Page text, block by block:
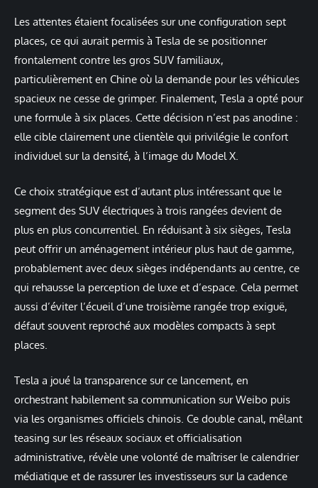
Les attentes étaient focalisées sur une configuration sept
places, ce qui aurait permis à Tesla de se positionner
frontalement contre les gros SUV familiaux,
particulièrement en Chine où la demande pour les véhicules
spacieux ne cesse de grimper. Finalement, Tesla a opté pour
une formule à six places. Cette décision n’est pas anodine :
elle cible clairement une clientèle qui privilégie le confort
individuel sur la densité, à l’image du Model X.
Ce choix stratégique est d’autant plus intéressant que le
segment des SUV électriques à trois rangées devient de
plus en plus concurrentiel. En réduisant à six sièges, Tesla
peut offrir un aménagement intérieur plus haut de gamme,
probablement avec deux sièges indépendants au centre, ce
qui rehausse la perception de luxe et d’espace. Cela permet
aussi d’éviter l’écueil d’une troisième rangée trop exiguë,
défaut souvent reproché aux modèles compacts à sept
places.
Tesla a joué la transparence sur ce lancement, en
orchestrant habilement sa communication sur Weibo puis
via les organismes officiels chinois. Ce double canal, mêlant
teasing sur les réseaux sociaux et officialisation
administrative, révèle une volonté de maîtriser le calendrier
médiatique et de rassurer les investisseurs sur la cadence